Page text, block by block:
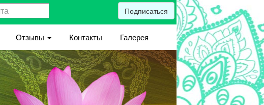
Подписаться
Отзывы Контакты Галерея